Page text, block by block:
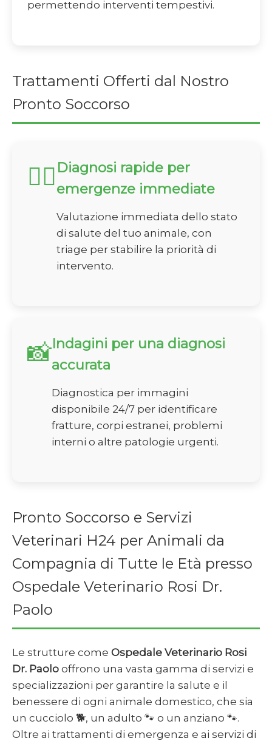
permettendo interventi tempestivi.
Trattamenti Offerti dal Nostro
Pronto Soccorso
🏃‍♂️ Diagnosi rapide per
emergenze immediate
Valutazione immediata dello stato
di salute del tuo animale, con
triage per stabilire la priorità di
intervento.
📸Indagini per una diagnosi
accurata
Diagnostica per immagini
disponibile 24/7 per identificare
fratture, corpi estranei, problemi
interni o altre patologie urgenti.
Pronto Soccorso e Servizi
Veterinari H24 per Animali da
Compagnia di Tutte le Età presso
Ospedale Veterinario Rosi Dr.
Paolo
Le strutture come Ospedale Veterinario Rosi
Dr. Paolo offrono una vasta gamma di servizi e
specializzazioni per garantire la salute e il
benessere di ogni animale domestico, che sia
un cucciolo 🐕, un adulto 🐾 o un anziano 🐾.
Oltre ai trattamenti di emergenza e ai servizi di